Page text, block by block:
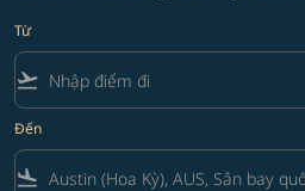
Từ
flight_takeoff
Đến
flight_land